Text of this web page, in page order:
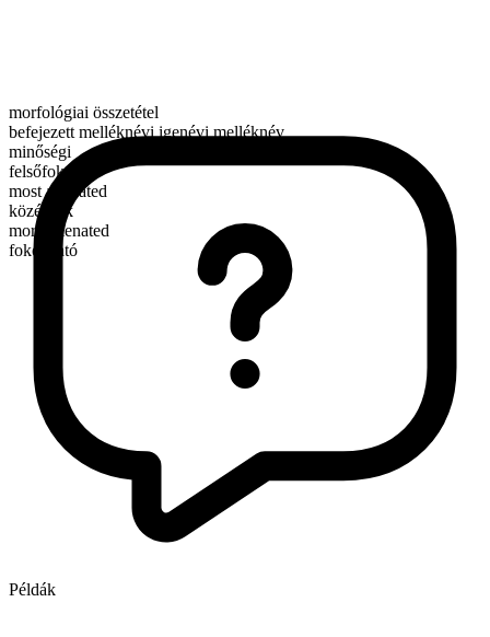
morfológiai összetétel
befejezett melléknévi igenévi melléknév
minőségi
felsőfok
most alienated
középfok
more alienated
fokozható
Példák